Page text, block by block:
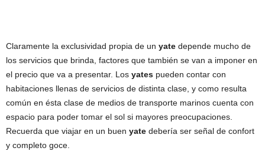
Claramente la exclusividad propia de un yate depende mucho de
los servicios que brinda, factores que también se van a imponer en
el precio que va a presentar. Los yates pueden contar con
habitaciones llenas de servicios de distinta clase, y como resulta
común en ésta clase de medios de transporte marinos cuenta con
espacio para poder tomar el sol si mayores preocupaciones.
Recuerda que viajar en un buen yate debería ser señal de confort
y completo goce.